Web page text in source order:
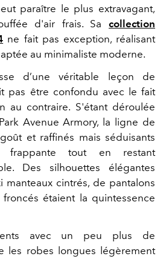
paraître le plus extravagant,
d'air frais. Sa collection
ne fait pas exception, réalisant
au minimaliste moderne.
d’une véritable leçon de
pas être confondu avec le fait
au contraire. S'étant déroulée
Avenue Armory, la ligne de
et raffinés mais séduisants
frappante tout en restant
Des silhouettes élégantes
manteaux cintrés, de pantalons
étaient la quintessence
avec un peu plus de
les robes longues légèrement